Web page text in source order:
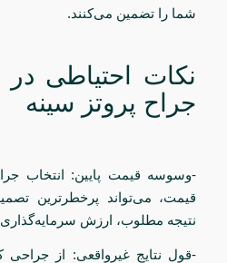
شما را تضمین می‌کنند.
نکات احتیاطی در
جراح پروتز سینه
-وسوسه قیمت پایین: انتخاب جراح
قیمت، می‌تواند پرخطرترین
نتیجه مطلوب، ارزش سرمایه‌گذاری
-قول نتایج غیرواقعی: از جراحی